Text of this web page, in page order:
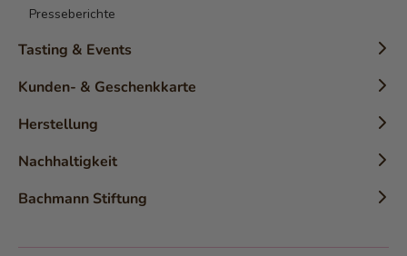
Presseberichte
Tasting & Events
Konditor-Workshops
Detektiv Trail
Kunden- & Geschenkkarte
Kundenkarten
Herstellung
Produkte-Infos
Kaffee
Thé
Schutzengeli
Demeter-Dinkelkorn aus Sempach
Rezepte
Nachhaltigkeit
Nachhaltige Schokolade
Food-Waste
Bachmann Stiftung